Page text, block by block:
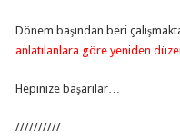
Dönem başından beri
anlatılanlara göre yeniden
Hepinize başarılar…
//////////